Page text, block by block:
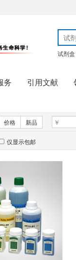
试剂盒
务 引用文献
价格 新品
仅显示包邮